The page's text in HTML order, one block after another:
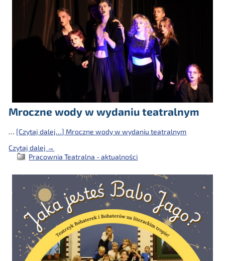
Mroczne wody w wydaniu teatralnym
… [Czytaj dalej…] Mroczne wody w wydaniu teatralnym
Czytaj dalej →
Pracownia Teatralna - aktualności